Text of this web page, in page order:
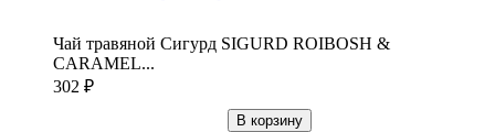
Чай травяной Сигурд SIGURD ROIBOSH &
CARAMEL...
302 ₽
В корзину